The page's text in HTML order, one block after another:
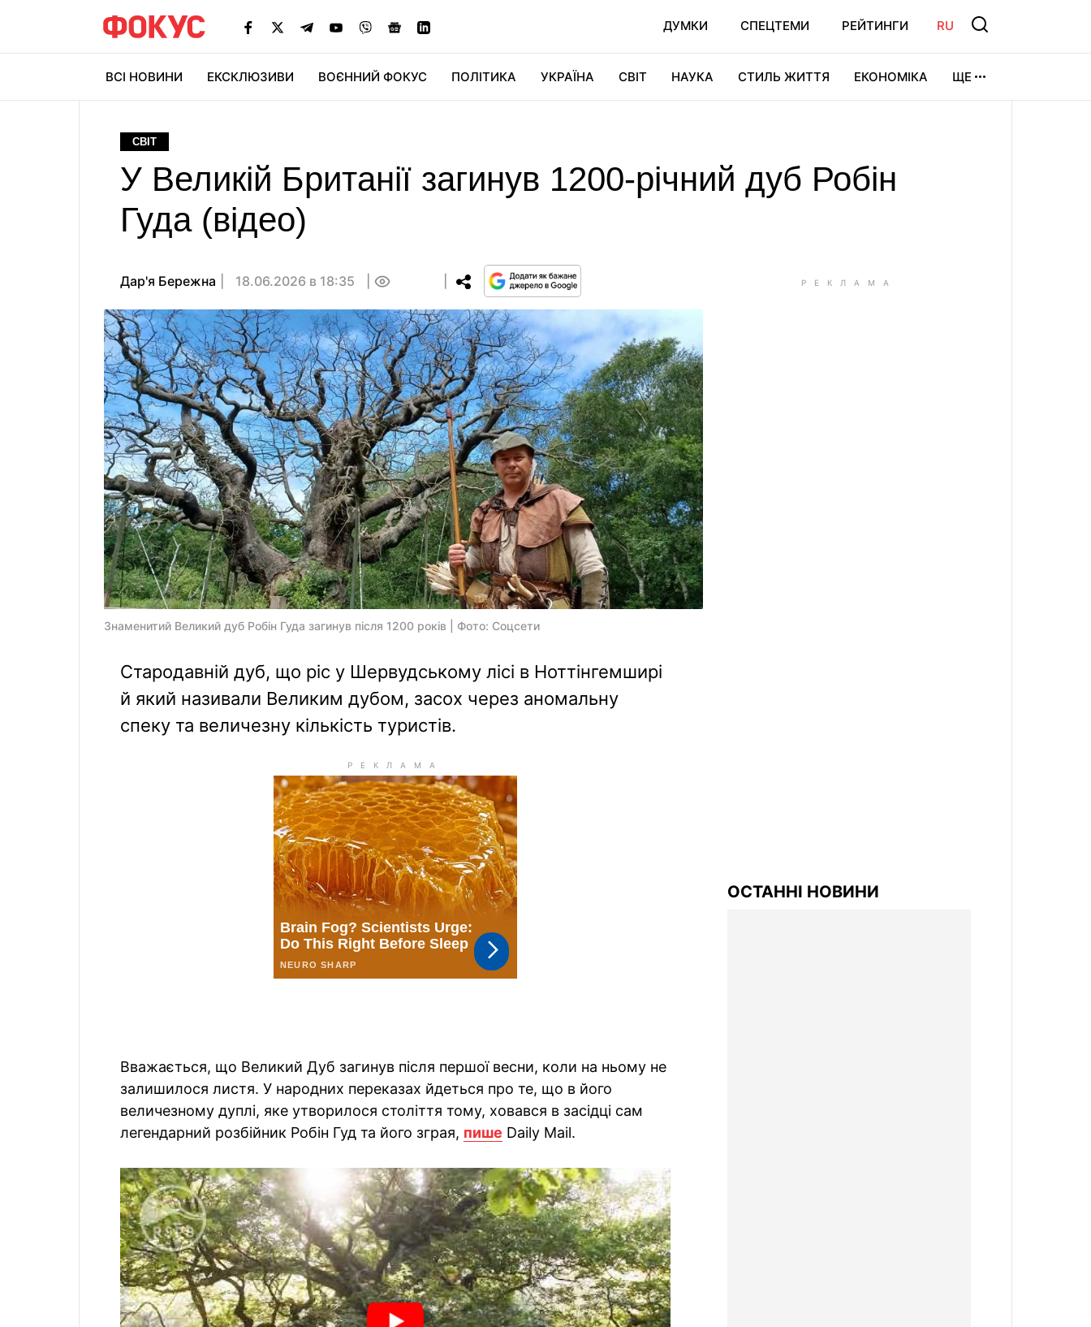
ДУМКИ СПЕЦТЕМИ РЕЙТИНГИ RU
ВСІ НОВИНИ ЕКСКЛЮЗИВИ ВОЄННИЙ ФОКУС ПОЛІТИКА УКРАЇНА СВІТ НАУКА СТИЛЬ ЖИТТЯ ЕКОНОМІКА ЩЕ
СВІТ
У Великій Британії загинув 1200-річний дуб Робін
Гуда (відео)
Дар'я Бережна 18.06.2026 в 18:35
Знаменитий Великий дуб Робін Гуда загинув після 1200 років | Фото: Соцсети
Стародавній дуб, що ріс у Шервудському лісі в Ноттінгемширі
й який називали Великим дубом, засох через аномальну
спеку та величезну кількість туристів.
Вважається, що Великий Дуб загинув після першої весни, коли на ньому не
залишилося листя. У народних переказах йдеться про те, що в його
величезному дуплі, яке утворилося століття тому, ховався в засідці сам
легендарний розбійник Робін Гуд та його зграя, пише Daily Mail.
ОСТАННІ НОВИНИ